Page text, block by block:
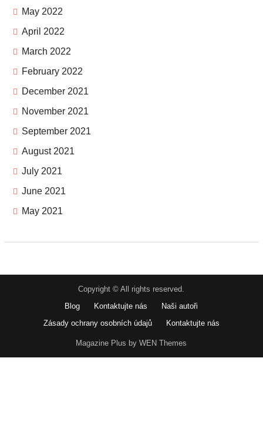
May 2022
April 2022
March 2022
February 2022
December 2021
November 2021
September 2021
August 2021
July 2021
June 2021
May 2021
Copyright © All rights reserved.
Blog
Kontaktujte nás
Naši autoři
Zásady ochrany osobních údajů
Kontaktujte nás
Magazine Plus by WEN Themes